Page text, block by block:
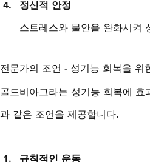
정신적 안정
스트레스와 불안을 완화시켜
전문가의 조언 - 성기능 회복을 위
골드비아그라는 성기능 회복에
과 같은 조언을 제공합니다.
규칙적인 운동